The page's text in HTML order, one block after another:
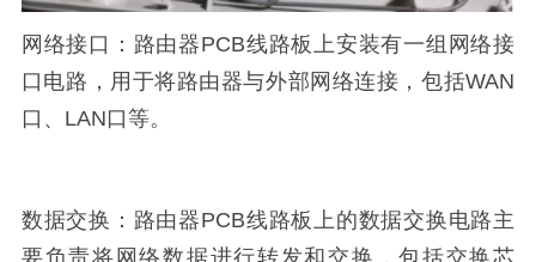
网络接口：路由器PCB线路板上安装有一组网络接
口电路，用于将路由器与外部网络连接，包括WAN
口、LAN口等。
数据交换：路由器PCB线路板上的数据交换电路主